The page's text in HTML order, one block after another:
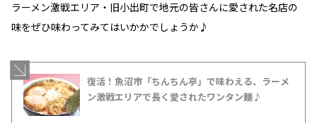
ラーメン激戦エリア・旧小出町で地元の皆さんに愛された名店の
味をぜひ味わってみてはいかかでしょうか♪
復活！魚沼市「ちんちん亭」で味わえる、ラーメ
ン激戦エリアで長く愛されたワンタン麺♪